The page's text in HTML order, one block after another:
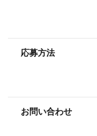
応募方法
お問い合わせ